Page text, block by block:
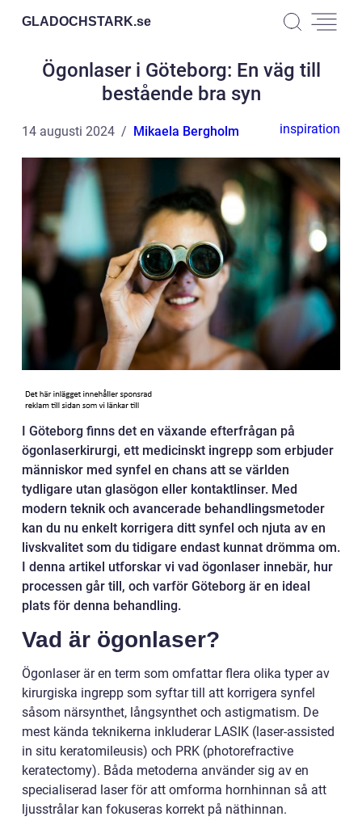
GLADOCHSTARK.se
Ögonlaser i Göteborg: En väg till
bestående bra syn
14 augusti 2024 Mikaela Bergholm inspiration
I Göteborg finns det en växande efterfrågan på
ögonlaserkirurgi, ett medicinskt ingrepp som erbjuder
människor med synfel en chans att se världen
tydligare utan glasögon eller kontaktlinser. Med
modern teknik och avancerade behandlingsmetoder
kan du nu enkelt korrigera ditt synfel och njuta av en
livskvalitet som du tidigare endast kunnat drömma om.
I denna artikel utforskar vi vad ögonlaser innebär, hur
processen går till, och varför Göteborg är en ideal
plats för denna behandling.
Vad är ögonlaser?
Ögonlaser är en term som omfattar flera olika typer av
kirurgiska ingrepp som syftar till att korrigera synfel
såsom närsynthet, långsynthet och astigmatism. De
mest kända teknikerna inkluderar LASIK (laser-assisted
in situ keratomileusis) och PRK (photorefractive
keratectomy). Båda metoderna använder sig av en
specialiserad laser för att omforma hornhinnan så att
ljusstrålar kan fokuseras korrekt på näthinnan.